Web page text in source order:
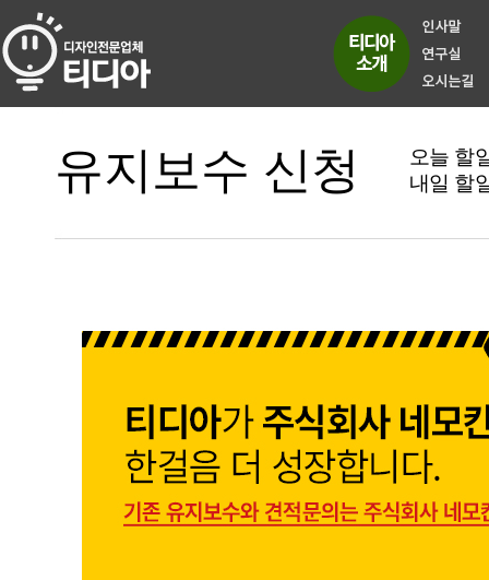
유지보수 신청
오늘 할
내일 할